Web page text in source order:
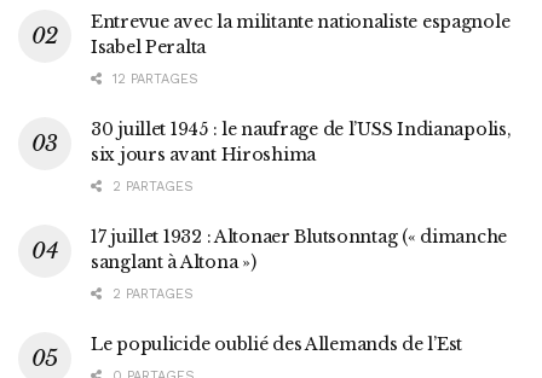
Entrevue avec la militante nationaliste espagnole
Isabel Peralta
12 PARTAGES
30 juillet 1945 : le naufrage de l’USS Indianapolis,
six jours avant Hiroshima
2 PARTAGES
17 juillet 1932 : Altonaer Blutsonntag (« dimanche
sanglant à Altona »)
2 PARTAGES
Le populicide oublié des Allemands de l’Est